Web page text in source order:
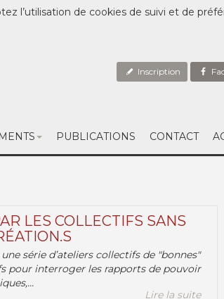
l’utilisation de cookies de suivi et de
Inscription
PUBLICATIONS CONTACT
LES COLLECTIFS SANS
série d’ateliers collectifs de "bonnes"
pour interroger les rapports de pouvoir
Lire la suite